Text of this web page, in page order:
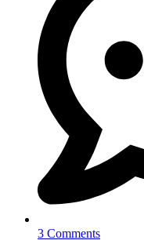
3 Comments